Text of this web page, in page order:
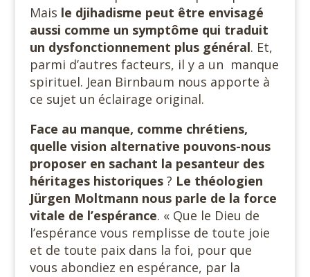
Mais le djihadisme peut être envisagé
aussi comme un symptôme qui traduit
un dysfonctionnement plus général. Et,
parmi d’autres facteurs, il y a un manque
spirituel. Jean Birnbaum nous apporte à
ce sujet un éclairage original.
Face au manque, comme chrétiens,
quelle vision alternative pouvons-nous
proposer en sachant la pesanteur des
héritages historiques? Le théologien
Jürgen Moltmann nous parle de la force
vitale de l’espérance. « Que le Dieu de
l’espérance vous remplisse de toute joie
et de toute paix dans la foi, pour que
vous abondiez en espérance, par la